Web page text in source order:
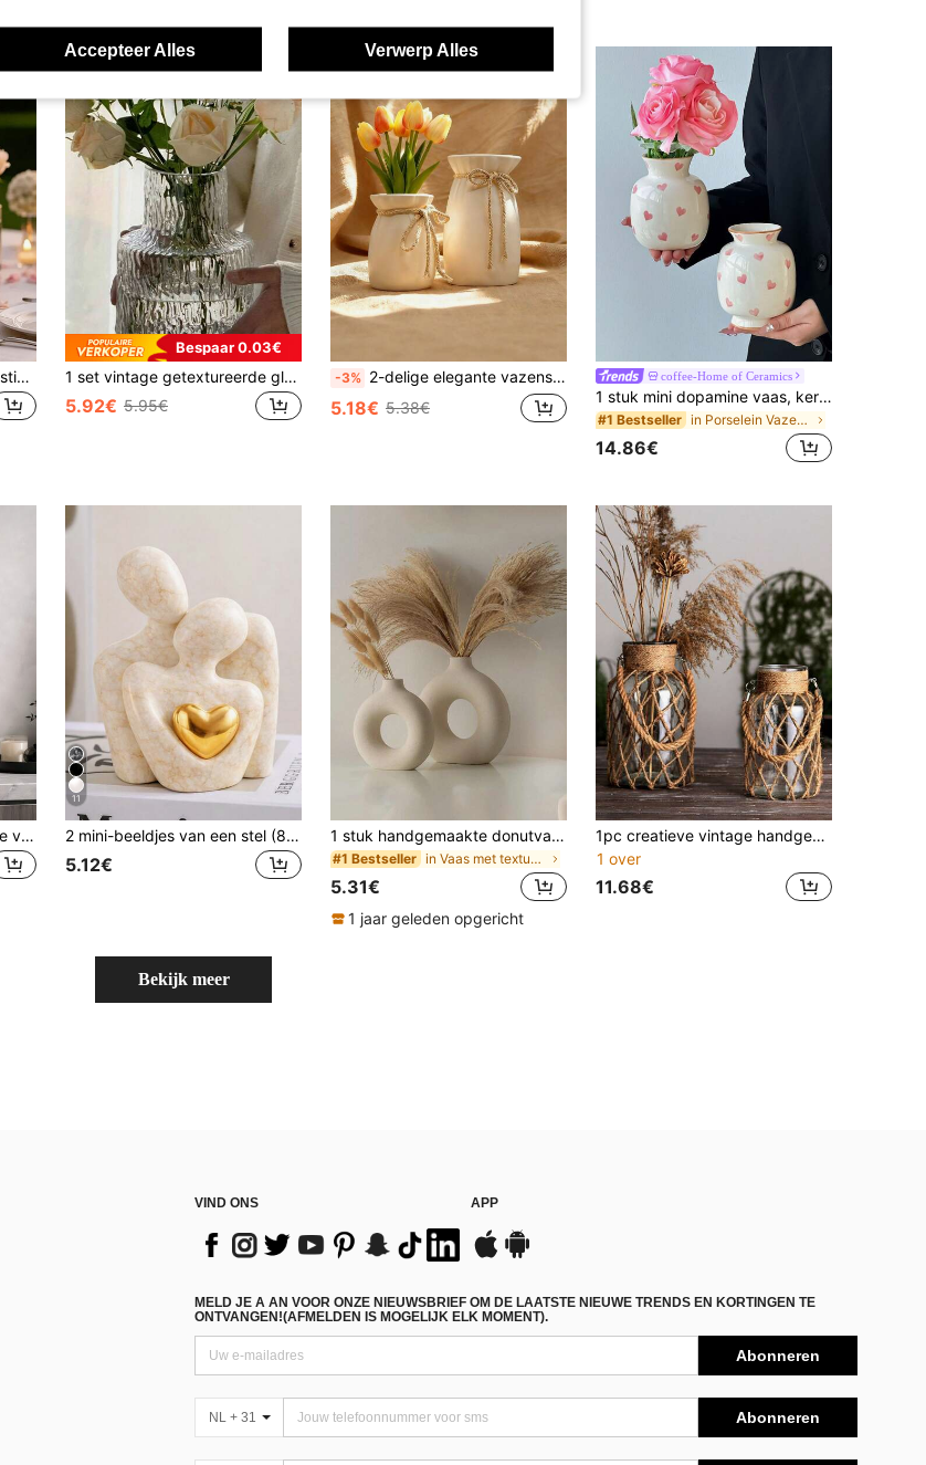
10 stuks/set cilindrische plastic vazen, transparante slanke vazen voor één stengel, minimalistische stijl bulkvazen, geschikt voor thuisdecoratie, bruiloft, verjaardagsfeest, vrijgezellenfeest, bijeenkomst, tafelstuk, evenementenplanning en feestdecoratie
Bespaar 0.03€
1 set vintage getextureerde glazen vazen, glazen vaas voor woondecoratie, bruiloftsdecoratie, transparante bloemenvaas voor op de eettafel, retro vaas voor woondecoratie, bloemboeketcontainer met brede opening, bureaubladdecoratie, hydrocultuur plantencontainer
5.92€ 5.95€
-3% 2-delige elegante vazenset (inclusief decoratieve strik) - Grote cilindrische vaas, geschikt voor verse en gedroogde bloemen, minimalistische woondecoratie, perfect voor vensterbank, bureau, slaapkamer, creëert een sfeervolle ambiance, essentieel voor bloemstukken, vaas speciaal ontworpen voor bloemenpresentaties.
5.18€ 5.38€
coffee-Home of Ceramics
1 stuk mini dopamine vaas, keramisch materiaal, ronde mond vaas, hartontwerp, elegante woondecoratie bureaublad bloempot, minimalistische moderne stijl, mini decoratie, geschikt voor bruiloft, feest, huis, bureaublad, kantoor, hotel, woonkamer, festivaldecoratie
#1 Bestseller in Porselein Vazen & Vaasaccessoires
14.86€
1 stuk zwarte waaiervormige vaas, vaas van hars met zandstructuur, geschikt voor huisdecoratie en tafeldecoratie in de woonkamer.
11
2 mini-beeldjes van een stel (8,5 cm), gemaakt van witte hars, geschikt voor op een plank in de slaapkamer, een romantisch cadeau voor een jubileum, bruiloft of Valentijnsdag.
5.12€
1 stuk handgemaakte donutvaas, moderne minimalistische boheemse stijl bloemdecoratie, geschikt voor woonkamer, slaapkamer, kantoor, bruidstafel, feest, huisdecoratie, vaas, tafeldecoratie, verjaardagscadeau, afstudeercadeau, plastic vaas
#1 Bestseller in Vaas met textuur Vazen & Vaasaccessoires
5.31€
1 jaar geleden opgericht
1pc creatieve vintage handgemaakte geweven gaasnetzak en transparante glazen vaas voor huisdecoratie, bloemarrangementen en hydrocultuurbeplanting, woondecoratie, bloemenvaas, middelpunt, tafeldecoratie
1 over
11.68€
Bekijk meer
VIND ONS APP
MELD JE A AN VOOR ONZE NIEUWSBRIEF OM DE LAATSTE NIEUWE TRENDS EN KORTINGEN TE
ONTVANGEN!(AFMELDEN IS MOGELIJK ELK MOMENT).
Abonneren
NL + 31 Abonneren
Accepteer Alles Verwerp Alles